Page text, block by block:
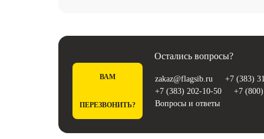
Остались вопросы?
ВАМ
ПЕРЕЗВОНИТЬ?
zakaz@flagsib.ru
+7 (383)
+7 (383) 202-10-50
+7
Вопросы и ответы